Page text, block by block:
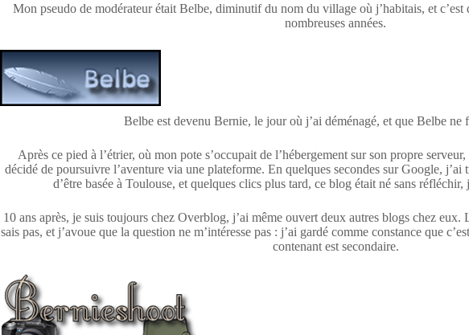
Mon pseudo de modérateur était Belbe, diminutif du nom du village où j’habitais, et c’est
nombreuses années.
Belbe est devenu Bernie, le jour où j’ai déménagé, et que Belbe ne
Après ce pied à l’étrier, où mon pote s’occupait de l’hébergement sur son propre
décidé de poursuivre l’aventure via une plateforme. En quelques secondes sur Google,
d’être basée à Toulouse, et quelques clics plus tard, ce blog était né sans
10 ans après, je suis toujours chez Overblog, j’ai même ouvert deux autres blogs chez eux.
sais pas, et j’avoue que la question ne m’intéresse pas : j’ai gardé comme constance que
contenant est secondaire.